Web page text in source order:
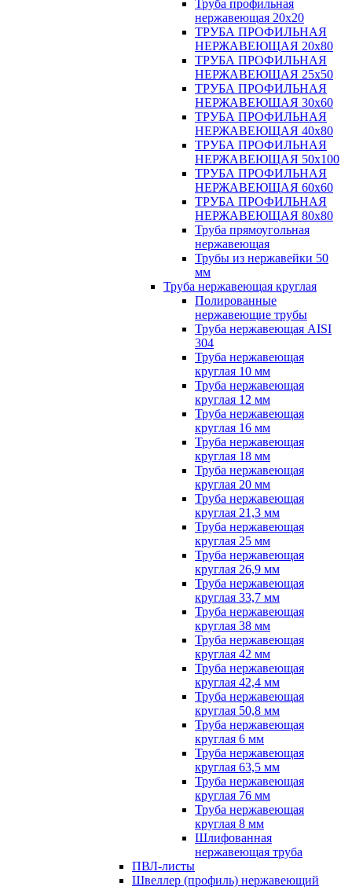
Труба профильная
нержавеющая 20х20
ТРУБА ПРОФИЛЬНАЯ
НЕРЖАВЕЮЩАЯ 20х80
ТРУБА ПРОФИЛЬНАЯ
НЕРЖАВЕЮЩАЯ 25х50
ТРУБА ПРОФИЛЬНАЯ
НЕРЖАВЕЮЩАЯ 30х60
ТРУБА ПРОФИЛЬНАЯ
НЕРЖАВЕЮЩАЯ 40х80
ТРУБА ПРОФИЛЬНАЯ
НЕРЖАВЕЮЩАЯ 50х100
ТРУБА ПРОФИЛЬНАЯ
НЕРЖАВЕЮЩАЯ 60х60
ТРУБА ПРОФИЛЬНАЯ
НЕРЖАВЕЮЩАЯ 80х80
Труба прямоугольная
нержавеющая
Трубы из нержавейки 50
мм
Труба нержавеющая круглая
Полированные
нержавеющие трубы
Труба нержавеющая AISI
304
Труба нержавеющая
круглая 10 мм
Труба нержавеющая
круглая 12 мм
Труба нержавеющая
круглая 16 мм
Труба нержавеющая
круглая 18 мм
Труба нержавеющая
круглая 20 мм
Труба нержавеющая
круглая 21,3 мм
Труба нержавеющая
круглая 25 мм
Труба нержавеющая
круглая 26,9 мм
Труба нержавеющая
круглая 33,7 мм
Труба нержавеющая
круглая 38 мм
Труба нержавеющая
круглая 42 мм
Труба нержавеющая
круглая 42,4 мм
Труба нержавеющая
круглая 50,8 мм
Труба нержавеющая
круглая 6 мм
Труба нержавеющая
круглая 63,5 мм
Труба нержавеющая
круглая 76 мм
Труба нержавеющая
круглая 8 мм
Шлифованная
нержавеющая труба
ПВЛ-листы
Швеллер (профиль) нержавеющий